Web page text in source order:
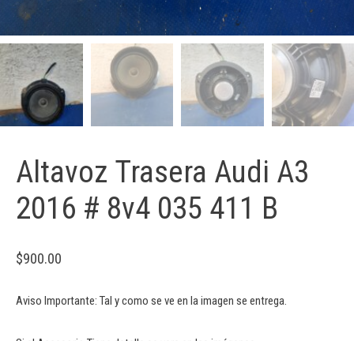
Altavoz Trasera Audi A3
2016 # 8v4 035 411 B
$900.00
Aviso Importante: Tal y como se ve en la imagen se entrega.